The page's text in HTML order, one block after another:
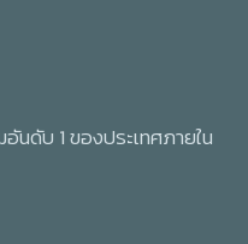
ดับ 1 ของประเทศภายใน